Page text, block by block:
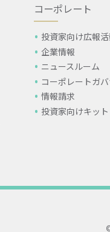
コーポレート
投資家向け広報
企業情報
ニュースルーム
コーポレートガ
情報請求
投資家向けキット